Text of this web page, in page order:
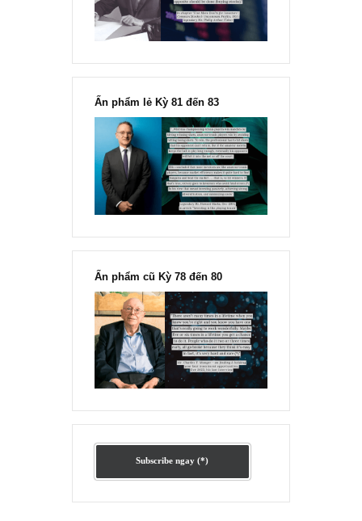
chỉ vì chiến tranh”, ngài Philip
Fisher
Ấn phẩm lẻ Kỳ 81 đến 83
Ấn phẩm cũ Kỳ 78 đến 80